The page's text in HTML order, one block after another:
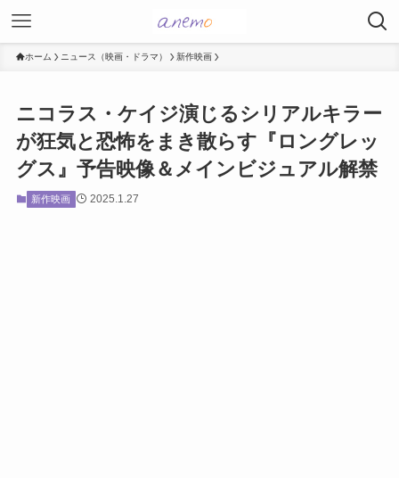
ホーム ニュース（映画・ドラマ） 新作映画
ニコラス・ケイジ演じるシリアルキラー
が狂気と恐怖をまき散らす『ロングレッ
グス』予告映像＆メインビジュアル解禁
新作映画 2025.1.27